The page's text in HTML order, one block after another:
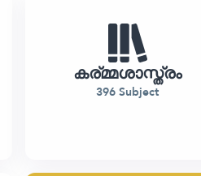
കര്മ്മശാസ്ത്രം
396 Subject